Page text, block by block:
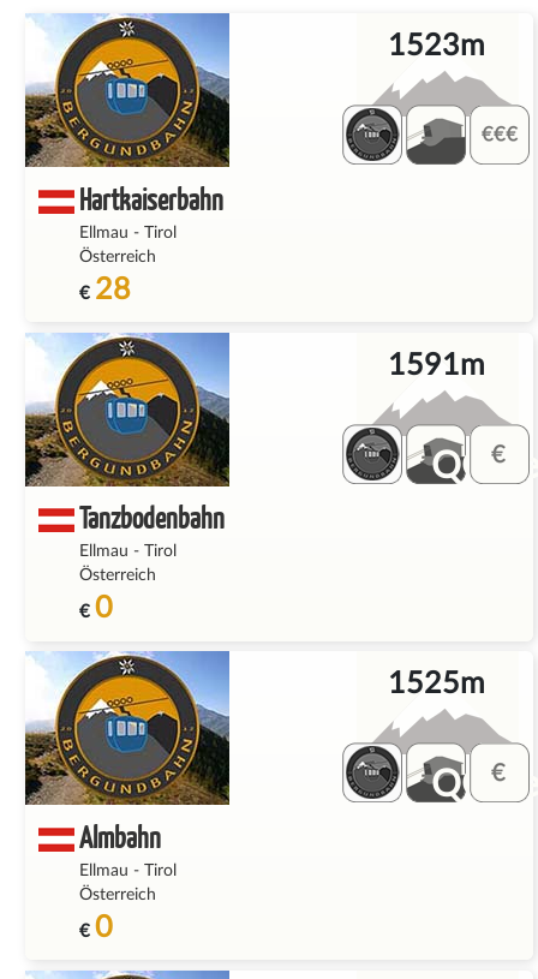
Hartkaiserbahn
Ellmau -
Tirol
Österreich
€ 28
1523m
Tanzbodenbahn
Ellmau -
Tirol
Österreich
€ 0
1591m
Almbahn
Ellmau - Tirol
Österreich
€ 0
1525m